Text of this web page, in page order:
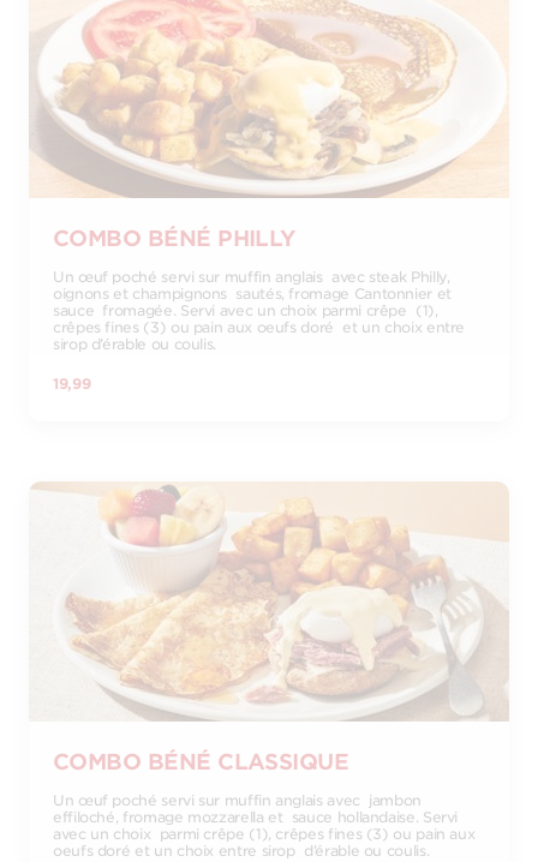
COMBO BÉNÉ PHILLY
Un œuf poché servi sur muffin anglais avec steak Philly,
oignons et champignons sautés, fromage Cantonnier et
sauce fromagée. Servi avec un choix parmi crêpe (1),
crêpes fines (3) ou pain aux oeufs doré et un choix entre
sirop d’érable ou coulis.
19,99
COMBO BÉNÉ CLASSIQUE
Un œuf poché servi sur muffin anglais avec jambon
effiloché, fromage mozzarella et sauce hollandaise. Servi
avec un choix parmi crêpe (1), crêpes fines (3) ou pain aux
oeufs doré et un choix entre sirop d’érable ou coulis.